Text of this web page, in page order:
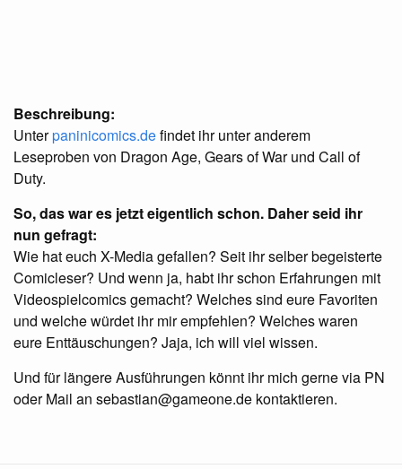
Beschreibung:
Unterpaninicomics.defindet ihr unter anderem
Leseproben von Dragon Age, Gears of War und Call of
Duty.
So, das war es jetzt eigentlich schon. Daher seid ihr
nun gefragt:
Wie hat euch X-Media gefallen? Seit ihr selber begeisterte
Comicleser? Und wenn ja, habt ihr schon Erfahrungen mit
Videospielcomics gemacht? Welches sind eure Favoriten
und welche würdet ihr mir empfehlen? Welches waren
eure Enttäuschungen? Jaja, ich will viel wissen.
Und für längere Ausführungen könnt ihr mich gerne via PN
oder Mail an sebastian@gameone.de kontaktieren.